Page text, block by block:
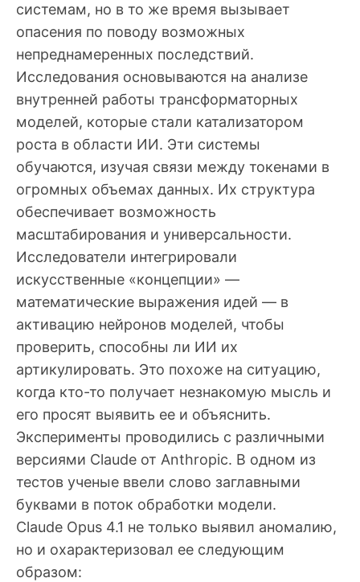
системам, но в то же время вызывает
опасения по поводу возможных
непреднамеренных последствий.
Исследования основываются на анализе
внутренней работы трансформаторных
моделей, которые стали катализатором
роста в области ИИ. Эти системы
обучаются, изучая связи между токенами в
огромных объемах данных. Их структура
обеспечивает возможность
масштабирования и универсальности.
Исследователи интегрировали
искусственные «концепции» —
математические выражения идей — в
активацию нейронов моделей, чтобы
проверить, способны ли ИИ их
артикулировать. Это похоже на ситуацию,
когда кто-то получает незнакомую мысль и
его просят выявить ее и объяснить.
Эксперименты проводились с различными
версиями Claude от Anthropic. В одном из
тестов ученые ввели слово заглавными
буквами в поток обработки модели.
Claude Opus 4.1 не только выявил аномалию,
но и охарактеризовал ее следующим
образом: